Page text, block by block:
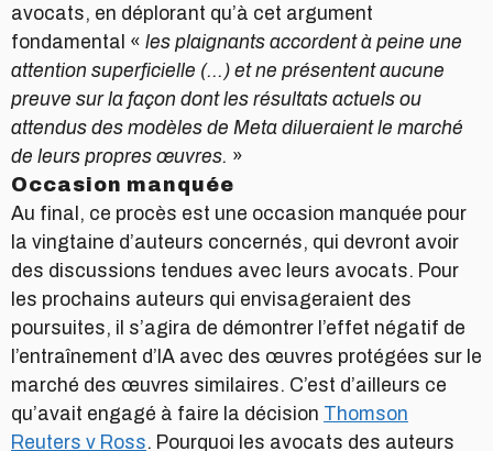
avocats, en déplorant qu’à cet argument
fondamental « les plaignants accordent à peine une
attention superficielle (…) et ne présentent aucune
preuve sur la façon dont les résultats actuels ou
attendus des modèles de Meta dilueraient le marché
de leurs propres œuvres. »
Occasion manquée
Au final, ce procès est une occasion manquée pour
la vingtaine d’auteurs concernés, qui devront avoir
des discussions tendues avec leurs avocats. Pour
les prochains auteurs qui envisageraient des
poursuites, il s’agira de démontrer l’effet négatif de
l’entraînement d’IA avec des œuvres protégées sur le
marché des œuvres similaires. C’est d’ailleurs ce
qu’avait engagé à faire la décision Thomson
Reuters v Ross. Pourquoi les avocats des auteurs